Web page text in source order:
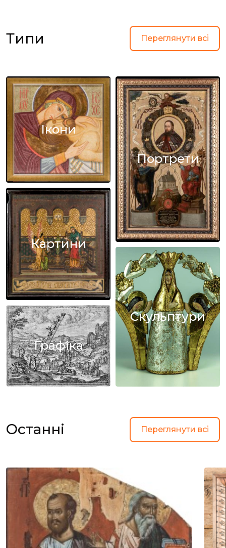
Типи Переглянути всі
Ікони
Портрети
Картини
Скульптури
Графіка
Останні Переглянути всі